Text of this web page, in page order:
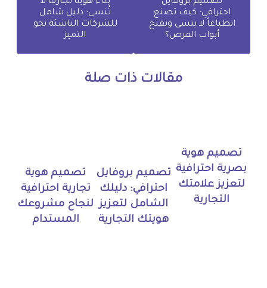
احترافي: كيف تصنع
انطباعاً لا ينسى وتفتح
أبواب الفرص؟
تُنسى: دليل شامل
للشركات الناشئة نحو
التميز
مقالات ذات صلة
تصميم هوية
بصرية احترافية
لتعزيز علامتك
التجارية
تصميم بروفايل
احترافي: دليلك
الشامل لتعزيز
هويتك التجارية
تصميم هوية
تجارية احترافية
لنجاح مشروعك
المستدام